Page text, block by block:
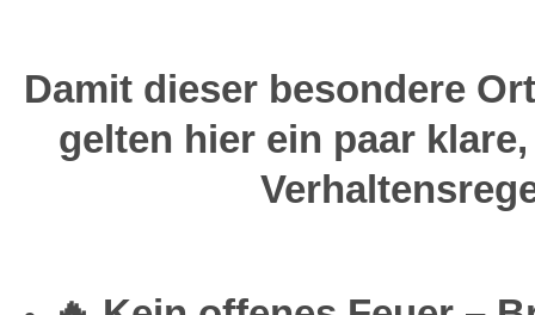
Damit dieser besondere
gelten hier ein paar